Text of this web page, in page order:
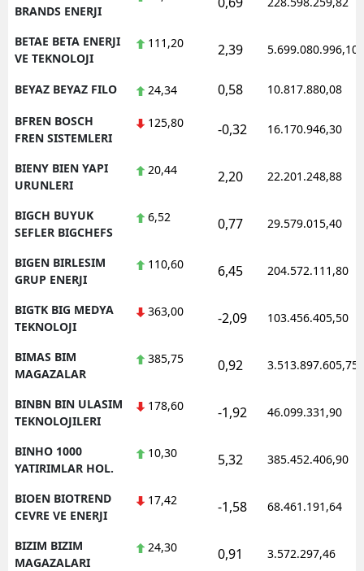
BRANDS ENERJI
BETAE BETA ENERJI
VE TEKNOLOJI
111,20 2,39 5.699.080.996,10
BEYAZ BEYAZ FILO 24,34 0,58 10.817.880,08
BFREN BOSCH
FREN SISTEMLERI
125,80 -0,32 16.170.946,30
BIENY BIEN YAPI
URUNLERI
20,44 2,20 22.201.248,88
BIGCH BUYUK
SEFLER BIGCHEFS
6,52 0,77 29.579.015,40
BIGEN BIRLESIM
GRUP ENERJI
110,60 6,45 204.572.111,80
BIGTK BIG MEDYA
TEKNOLOJI
363,00 -2,09 103.456.405,50
BIMAS BIM
MAGAZALAR
385,75 0,92 3.513.897.605,75
BINBN BIN ULASIM
TEKNOLOJILERI
178,60 -1,92 46.099.331,90
BINHO 1000
YATIRIMLAR HOL.
10,30 5,32 385.452.406,90
BIOEN BIOTREND
CEVRE VE ENERJI
17,42 -1,58 68.461.191,64
BIZIM BIZIM
MAGAZALARI
24,30 0,91 3.572.297,46